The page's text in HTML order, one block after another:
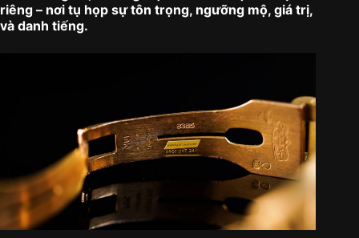
riêng – nơi tụ họp sự tôn trọng, ngưỡng mộ, giá trị,
và danh tiếng.